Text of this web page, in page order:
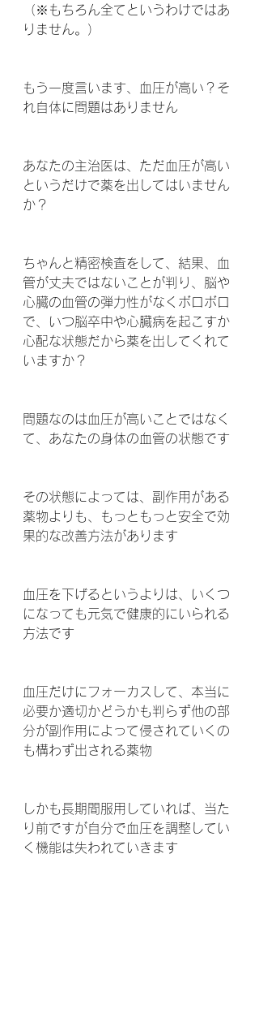
（※もちろん全てというわけではあ
りません。）
もう一度言います、血圧が高い？そ
れ自体に問題はありません
あなたの主治医は、ただ血圧が高い
というだけで薬を出してはいません
か？
ちゃんと精密検査をして、結果、血
管が丈夫ではないことが判り、脳や
心臓の血管の弾力性がなくボロボロ
で、いつ脳卒中や心臓病を起こすか
心配な状態だから薬を出してくれて
いますか？
問題なのは血圧が高いことではなく
て、あなたの身体の血管の状態です
その状態によっては、副作用がある
薬物よりも、もっともっと安全で効
果的な改善方法があります
血圧を下げるというよりは、いくつ
になっても元気で健康的にいられる
方法です
血圧だけにフォーカスして、本当に
必要か適切かどうかも判らず他の部
分が副作用によって侵されていくの
も構わず出される薬物
しかも長期間服用していれば、当た
り前ですが自分で血圧を調整してい
く機能は失われていきます